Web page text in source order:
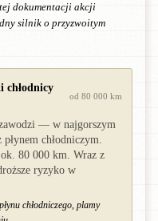
dokumentacji akcji
silnik o przyzwoitym
chłodnicy
od 80 000 km
— w najgorszym
chłodniczym.
80 000 km. Wraz z
ryzyko w
chłodniczego, plamy